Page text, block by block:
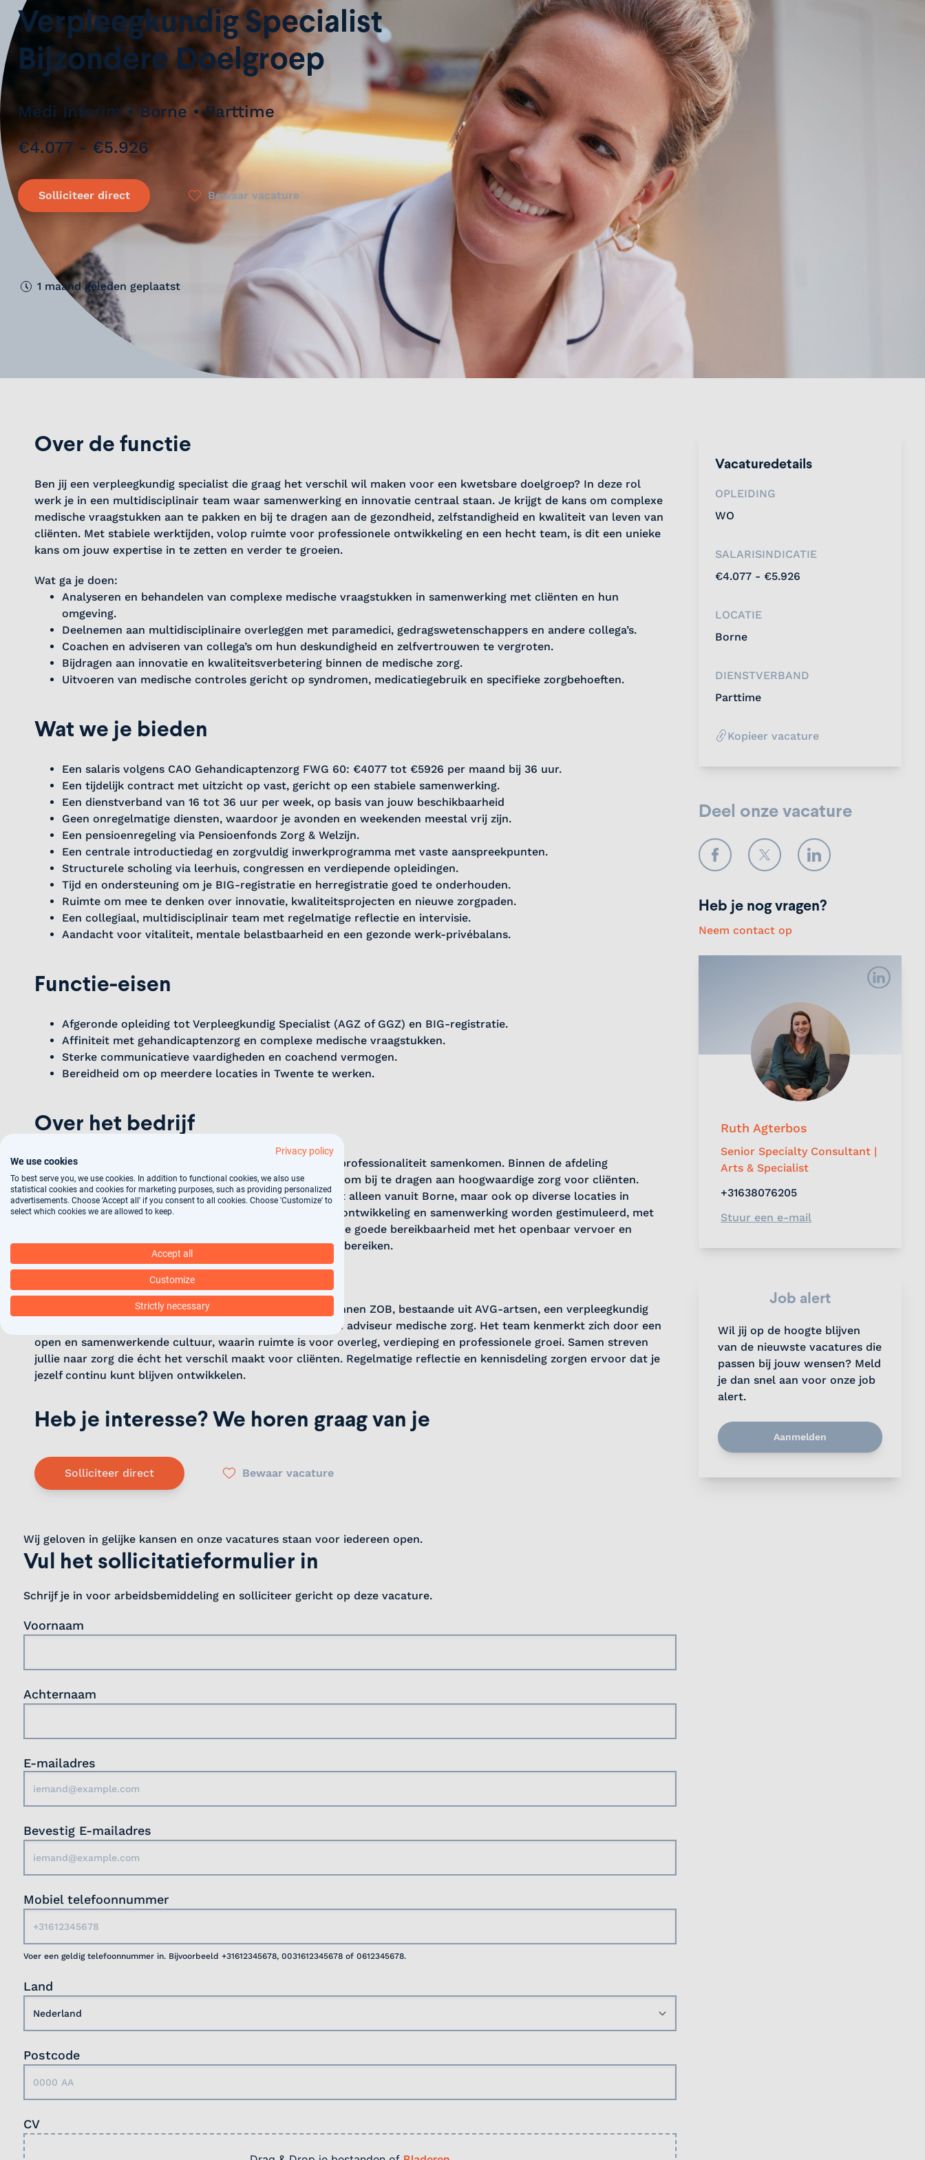
Verpleegkundig Specialist
Bijzondere Doelgroep
Medi Interim • Borne • Parttime
€4.077 - €5.926
Solliciteer direct Bewaar vacature
1 maand geleden geplaatst
Over de functie
Ben jij een verpleegkundig specialist die graag het verschil wil maken voor een kwetsbare doelgroep? In deze rol
werk je in een multidisciplinair team waar samenwerking en innovatie centraal staan. Je krijgt de kans om complexe
medische vraagstukken aan te pakken en bij te dragen aan de gezondheid, zelfstandigheid en kwaliteit van leven van
cliënten. Met stabiele werktijden, volop ruimte voor professionele ontwikkeling en een hecht team, is dit een unieke
kans om jouw expertise in te zetten en verder te groeien.
Wat ga je doen:
Analyseren en behandelen van complexe medische vraagstukken in samenwerking met cliënten en hun
omgeving.
Deelnemen aan multidisciplinaire overleggen met paramedici, gedragswetenschappers en andere collega’s.
Coachen en adviseren van collega’s om hun deskundigheid en zelfvertrouwen te vergroten.
Bijdragen aan innovatie en kwaliteitsverbetering binnen de medische zorg.
Uitvoeren van medische controles gericht op syndromen, medicatiegebruik en specifieke zorgbehoeften.
Wat we je bieden
Een salaris volgens CAO Gehandicaptenzorg FWG 60: €4077 tot €5926 per maand bij 36 uur.
Een tijdelijk contract met uitzicht op vast, gericht op een stabiele samenwerking.
Een dienstverband van 16 tot 36 uur per week, op basis van jouw beschikbaarheid
Geen onregelmatige diensten, waardoor je avonden en weekenden meestal vrij zijn.
Een pensioenregeling via Pensioenfonds Zorg & Welzijn.
Een centrale introductiedag en zorgvuldig inwerkprogramma met vaste aanspreekpunten.
Structurele scholing via leerhuis, congressen en verdiepende opleidingen.
Tijd en ondersteuning om je BIG-registratie en herregistratie goed te onderhouden.
Ruimte om mee te denken over innovatie, kwaliteitsprojecten en nieuwe zorgpaden.
Een collegiaal, multidisciplinair team met regelmatige reflectie en intervisie.
Aandacht voor vitaliteit, mentale belastbaarheid en een gezonde werk-privébalans.
Functie-eisen
Afgeronde opleiding tot Verpleegkundig Specialist (AGZ of GGZ) en BIG-registratie.
Affiniteit met gehandicaptenzorg en complexe medische vraagstukken.
Sterke communicatieve vaardigheden en coachend vermogen.
Bereidheid om op meerdere locaties in Twente te werken.
Over het bedrijf
Bij ons in Borne vind je een werkomgeving waar zorg en professionaliteit samenkomen. Binnen de afdeling
Zorgondersteuning en Behandeling (ZOB) krijg je de kans om bij te dragen aan hoogwaardige zorg voor cliënten.
Innovatie en reflectie staan hier centraal, en je werkt niet alleen vanuit Borne, maar ook op diverse locaties in
Twente. De organisatie biedt een inspirerende plek waar ontwikkeling en samenwerking worden gestimuleerd, met
aandacht voor zowel cliënten als medewerkers. Dankzij de goede bereikbaarheid met het openbaar vervoer en
voldoende parkeergelegenheid is de locatie eenvoudig te bereiken.
Je komt terecht in een multidisciplinair medisch team binnen ZOB, bestaande uit AVG-artsen, een verpleegkundig
specialist, verpleegkundigen, een doktersassistent en een adviseur medische zorg. Het team kenmerkt zich door een
open en samenwerkende cultuur, waarin ruimte is voor overleg, verdieping en professionele groei. Samen streven
jullie naar zorg die écht het verschil maakt voor cliënten. Regelmatige reflectie en kennisdeling zorgen ervoor dat je
jezelf continu kunt blijven ontwikkelen.
Heb je interesse? We horen graag van je
Solliciteer direct Bewaar vacature
Wij geloven in gelijke kansen en onze vacatures staan voor iedereen open.
Vul het sollicitatieformulier in
Schrijf je in voor arbeidsbemiddeling en solliciteer gericht op deze vacature.
Voornaam
Achternaam
E-mailadres
Bevestig E-mailadres
Mobiel telefoonnummer
Voer een geldig telefoonnummer in. Bijvoorbeeld +31612345678, 0031612345678 of 0612345678.
Land
Postcode
CV
Vacaturedetails
OPLEIDING
WO
SALARISINDICATIE
€4.077 - €5.926
LOCATIE
Borne
DIENSTVERBAND
Parttime
Kopieer vacature
Deel onze vacature
FacebookTwitter LinkedIn
Heb je nog vragen?
Neem contact op
Ruth Agterbos
Senior Specialty Consultant |
Arts & Specialist
+31638076205
Stuur een e-mail
Job alert
Wil jij op de hoogte blijven
van de nieuwste vacatures die
passen bij jouw wensen? Meld
je dan snel aan voor onze job
alert.
Aanmelden
Privacy policy
We use cookies
To best serve you, we use cookies. In addition to functional cookies, we also use
statistical cookies and cookies for marketing purposes, such as providing personalized
advertisements. Choose 'Accept all' if you consent to all cookies. Choose 'Customize' to
select which cookies we are allowed to keep.
Accept all
Customize
Strictly necessary